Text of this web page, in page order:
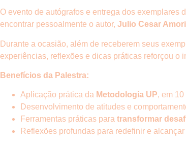
O evento de autógrafos e entrega dos exemplares
encontrar pessoalmente o autor, Julio Cesar
Durante a ocasião, além de receberem seus
experiências, reflexões e dicas práticas reforçou o
Benefícios da Palestra:
Aplicação prática da Metodologia UP, em
Desenvolvimento de atitudes e
Ferramentas práticas para transformar
Reflexões profundas para redefinir e